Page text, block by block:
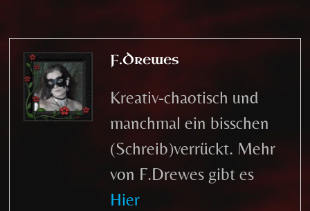
F.Drewes
Kreativ-chaotisch und
manchmal ein bisschen
(Schreib)verrückt. Mehr
von F.Drewes gibt es
Hier